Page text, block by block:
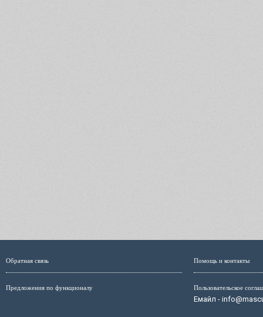
Обратная связь
Предложения по функционалу
Помощь и контакты
Пользовательское
Емайл -